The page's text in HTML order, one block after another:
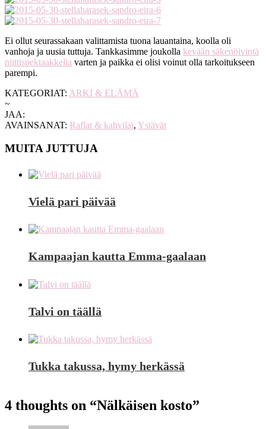
Ei ollut seurassakaan valittamista tuona lauantaina, koolla oli
vanhoja ja uusia tuttuja. Tankkasimme joukolla kevään säkenöivintä
niittispektaakkelia varten ja paikka ei olisi voinut olla tarkoitukseen
parempi.
KATEGORIAT: ARKI & ELÄMÄ
~
JAA:
AVAINSANAT: Raflat & kahvilat, Ystävät
MUITA JUTTUJA
Vielä pari päivää
Kampaajan kautta Emma-gaalaan
Talvi on täällä
Tukka takussa, hymy herkässä
4 thoughts on “Nälkäisen kosto”